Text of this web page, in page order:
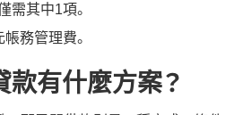
需其中1項。
務管理費。
款有什麼方案？